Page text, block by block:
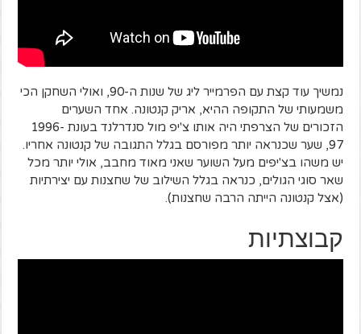
נמשיך עוד קצת עם הפרמייר ליג של שנות ה-90, ואולי השחקן הכי
משמעותי של התקופה ההיא, אריק קנטונה. אחד השערים
הזכורים של הצרפתי היה אותו צ'יפ מול סנדרלנד בעונת 1996-
97, שער שכנראה יותר מפורסם בגלל התגובה של קנטונה אחריו.
יש משהו בצ'יפים מעל השוער שאני מאוד מחבב, אולי יותר מכל
שאר סוגי הגולים, כנראה בגלל השילוב של שחצנות עם יצירתיות
(אצל קנטונה הייתה הרבה שחצנות).
קבוצתיות